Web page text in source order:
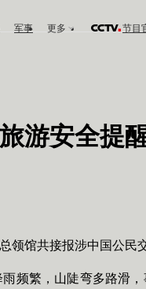
军事 更多 节目
游安全提
馆共接报涉中国公民
繁，山陡弯多路滑